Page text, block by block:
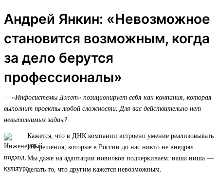
Андрей Янкин: «Невозможное
становится возможным, когда
за дело берутся
профессионалы»
— «Инфосистемы Джет» позиционирует себя как компания, которая
выполнит проекты любой сложности. Для вас действительно нет
невыполнимых задач?
Кажется, что в ДНК компании встроено умение реализовывать
ИТ-решения, которые в России до нас никто не внедрял.
Мы даже на адаптации новичков подчеркиваем: наша ниша —
делать то, что другим кажется невозможным.